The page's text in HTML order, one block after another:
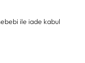
ile iade kabul